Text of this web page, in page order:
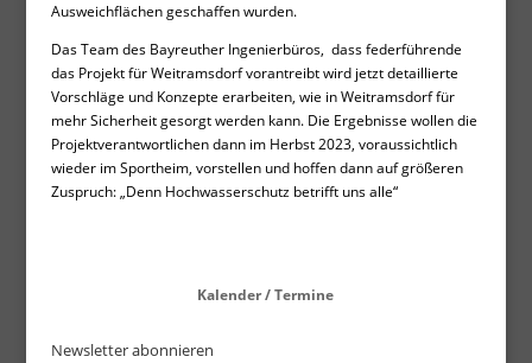
Ausweichflächen geschaffen wurden.
Das Team des Bayreuther Ingenierbüros, dass federführende
das Projekt für Weitramsdorf vorantreibt wird jetzt detaillierte
Vorschläge und Konzepte erarbeiten, wie in Weitramsdorf für
mehr Sicherheit gesorgt werden kann. Die Ergebnisse wollen die
Projektverantwortlichen dann im Herbst 2023, voraussichtlich
wieder im Sportheim, vorstellen und hoffen dann auf größeren
Zuspruch: „Denn Hochwasserschutz betrifft uns alle“
Kalender / Termine
Newsletter abonnieren